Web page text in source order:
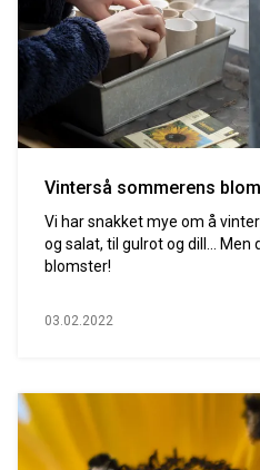
Vinterså sommerens
Vi har snakket mye om å
og salat, til gulrot og dill… Men
blomster!
03.02.2022